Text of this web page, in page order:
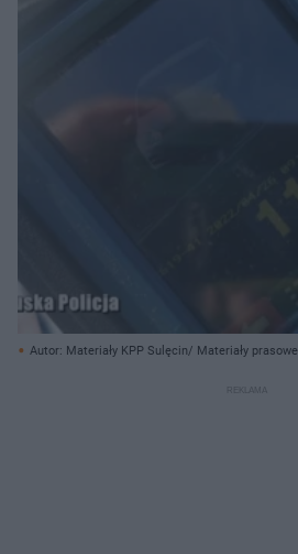
Autor: Materiały KPP Sulęcin/ Materiały prasowe